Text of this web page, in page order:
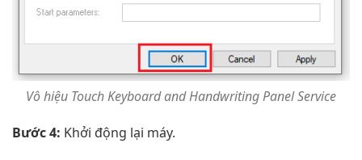
Vô hiệu Touch Keyboard and Handwriting Panel Service
Bước 4: Khởi động lại máy.